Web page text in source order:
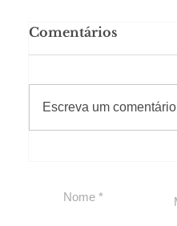
Comentários
Escreva um comentário
#Sugestões